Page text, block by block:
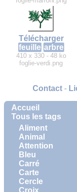
Accueil
Tous les tags
Aliment
Animal
Attention
Bleu
Carré
Carte
Cercle
Télécharger
feuille arbre
410 x 330 - 48 ko
foglie-verdi.png
Contact-